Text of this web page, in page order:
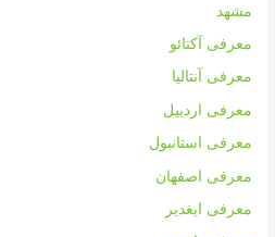
مشهد
معرفی آکتائو
معرفی آنتالیا
معرفی اردبیل
معرفی استانبول
معرفی اصفهان
معرفی ایغدیر